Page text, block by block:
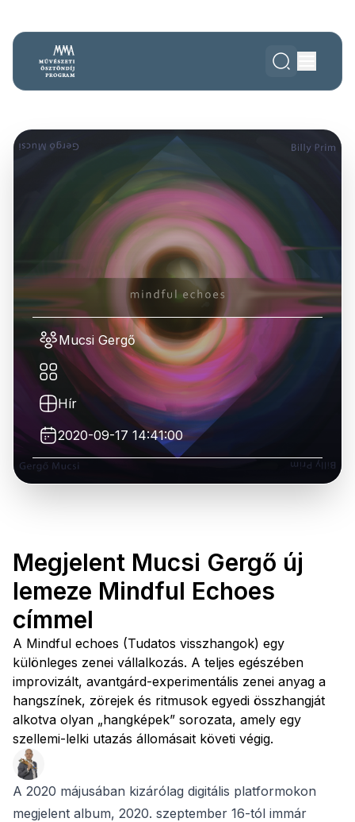
Mucsi Gergő
Hír
2020-09-17 14:41:00
Megjelent Mucsi Gergő új
lemeze Mindful Echoes
címmel
A Mindful echoes (Tudatos visszhangok) egy
különleges zenei vállalkozás. A teljes egészében
improvizált, avantgárd-experimentális zenei anyag a
hangszínek, zörejek és ritmusok egyedi összhangját
alkotva olyan „hangképek” sorozata, amely egy
szellemi-lelki utazás állomásait követi végig.
A 2020 májusában kizárólag digitális platformokon
megjelent album, 2020. szeptember 16-tól immár